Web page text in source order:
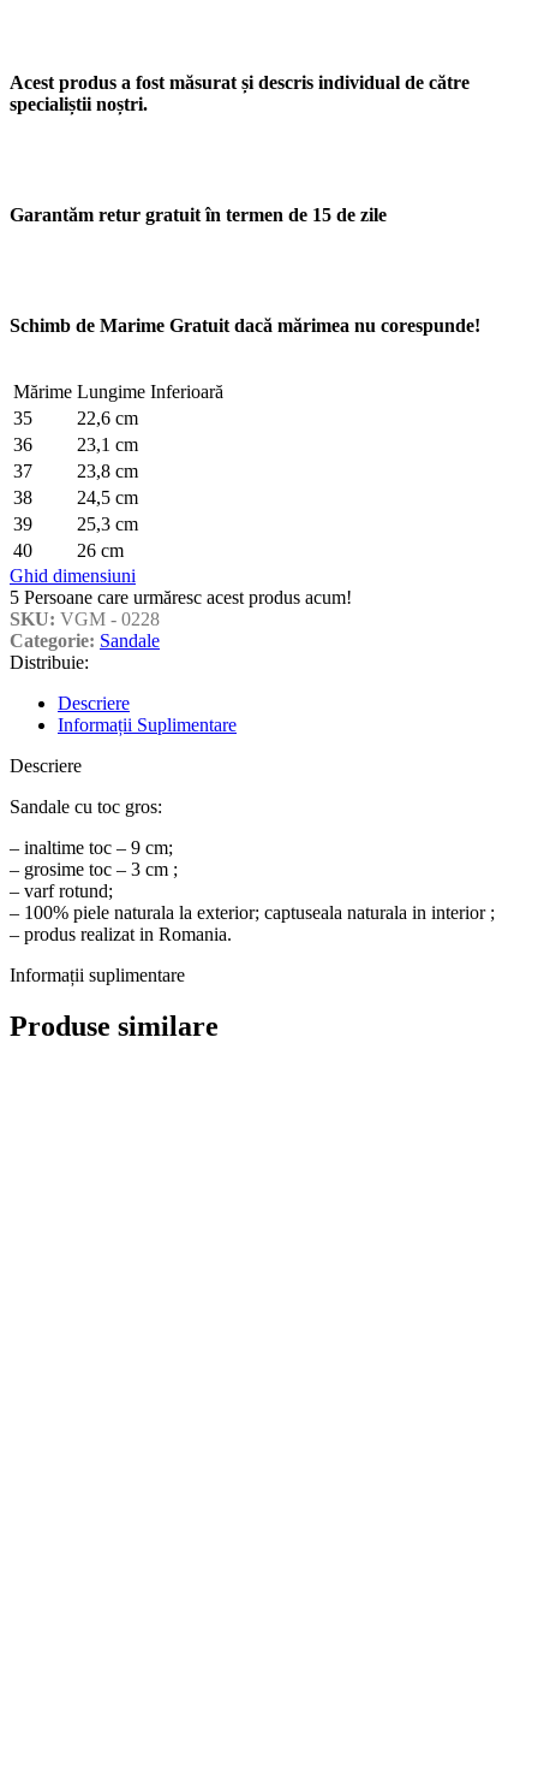
Acest produs a fost măsurat și descris individual de către
specialiștii noștri.
Garantăm retur gratuit în termen de 15 de zile
Schimb de Marime Gratuit dacă mărimea nu corespunde!
Mărime Lungime Inferioară
35
22,6 cm
36
23,1 cm
37
23,8 cm
38
24,5 cm
39
25,3 cm
40
26 cm
Ghid dimensiuni
5 Persoane care urmăresc acest produs acum!
SKU: VGM - 0228
Categorie: Sandale
Distribuie:
Descriere
Informații Suplimentare
Descriere
Sandale cu toc gros:
– inaltime toc – 9 cm;
– grosime toc – 3 cm ;
– varf rotund;
– 100% piele naturala la exterior; captuseala naturala in interior ;
– produs realizat in Romania.
Informații suplimentare
Produse similare